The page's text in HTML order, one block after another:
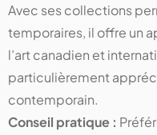
Avec ses collections
temporaires, il offre un
l’art canadien et
particulièrement
contemporain.
Conseil pratique :